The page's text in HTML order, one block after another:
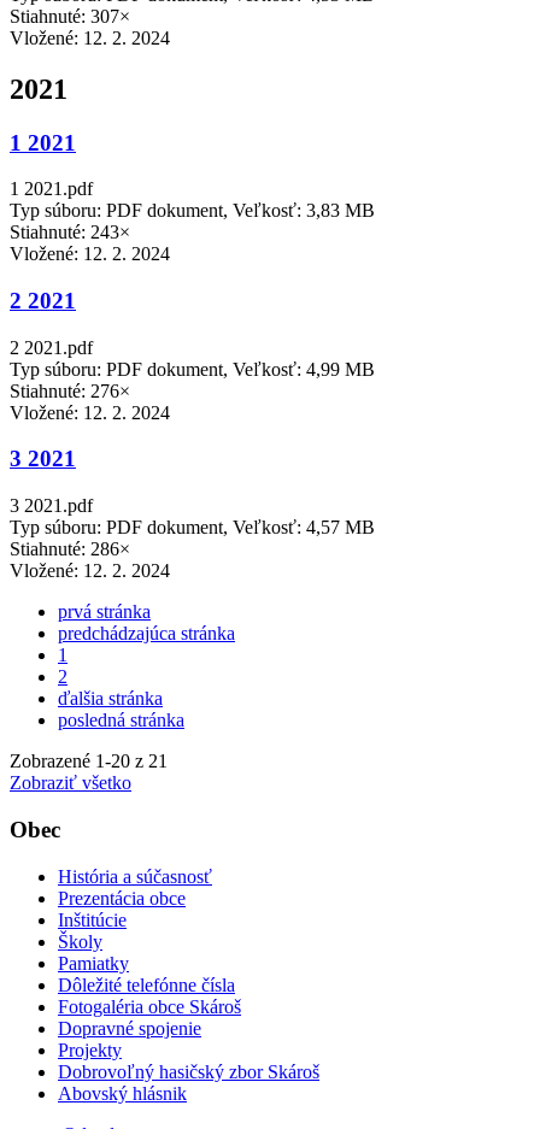
Stiahnuté: 307×
Vložené: 12. 2. 2024
2021
1 2021
1 2021.pdf
Typ súboru: PDF dokument, Veľkosť: 3,83 MB
Stiahnuté: 243×
Vložené: 12. 2. 2024
2 2021
2 2021.pdf
Typ súboru: PDF dokument, Veľkosť: 4,99 MB
Stiahnuté: 276×
Vložené: 12. 2. 2024
3 2021
3 2021.pdf
Typ súboru: PDF dokument, Veľkosť: 4,57 MB
Stiahnuté: 286×
Vložené: 12. 2. 2024
prvá stránka
predchádzajúca stránka
1
2
ďalšia stránka
posledná stránka
Zobrazené 1-20 z 21
Zobraziť všetko
Obec
História a súčasnosť
Prezentácia obce
Inštitúcie
Školy
Pamiatky
Dôležité telefónne čísla
Fotogaléria obce Skároš
Dopravné spojenie
Projekty
Dobrovoľný hasičský zbor Skároš
Abovský hlásnik